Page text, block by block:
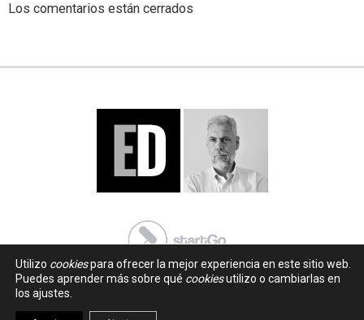
Los comentarios están cerrados
Utilizo cookiespara ofrecer la mejor experiencia en este sitio web.
Puedes aprender más sobre qué cookiesutilizo o cambiarlas en
los ajustes.